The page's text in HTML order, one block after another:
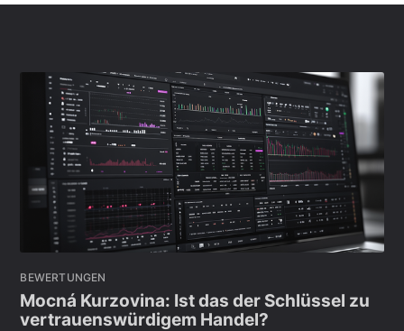
BEWERTUNGEN
Mocná Kurzovina: Ist das der Schlüssel zu
vertrauenswürdigem Handel?